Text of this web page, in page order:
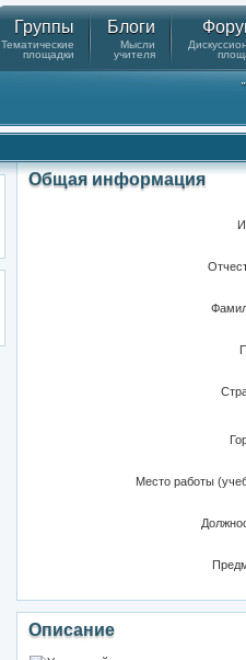
Группы
Тематические
площадки
Блоги
Мысли
учителя
Общая информация
Место работы
Описание